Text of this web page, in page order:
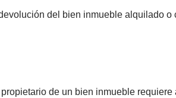
del bien inmueble alquilado
de un bien inmueble